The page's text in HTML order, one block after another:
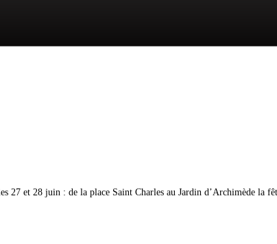
27 et 28 juin : de la place Saint Charles au Jardin d’Archimède la